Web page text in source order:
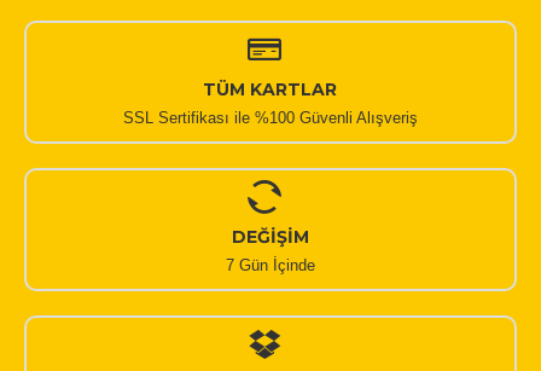
TÜM KARTLAR
SSL Sertifikası ile %100 Güvenli Alışveriş
DEĞİŞİM
7 Gün İçinde